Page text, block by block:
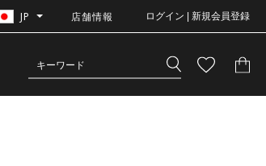
JP 店舗情報 ログイン | 新規会員登録